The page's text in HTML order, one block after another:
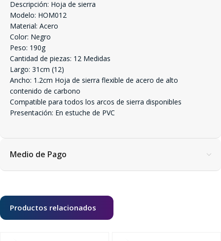
Descripción: Hoja de sierra
Modelo: HOM012
Material: Acero
Color: Negro
Peso: 190g
Cantidad de piezas: 12 Medidas
Largo: 31cm (12)
Ancho: 1.2cm Hoja de sierra flexible de acero de alto
contenido de carbono
Compatible para todos los arcos de sierra disponibles
Presentación: En estuche de PVC
Medio de Pago
Productos relacionados